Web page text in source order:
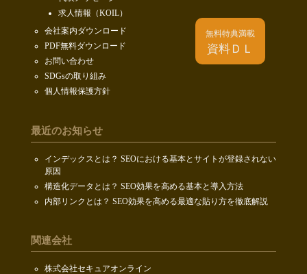
無料特典満載
資料ＤＬ
求人情報（KOIL）
会社案内ダウンロード
PDF無料ダウンロード
お問い合わせ
SDGsの取り組み
個人情報保護方針
最近のお知らせ
インデックスとは？ SEOにおける基本とサイトが登録されない
原因
構造化データとは？ SEO効果を高める基本と導入方法
内部リンクとは？ SEO効果を高める最適な貼り方を徹底解説
関連会社
株式会社セキュアオンライン